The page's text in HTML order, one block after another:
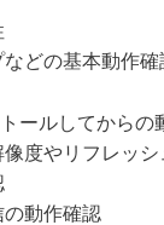
などの基本動作確
ールしてからの
像度やリフレッ
の動作確認